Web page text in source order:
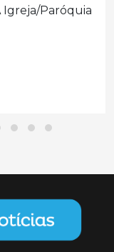
Paróquia